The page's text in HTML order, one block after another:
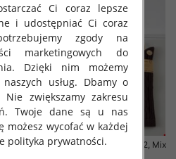
Skarpety damskie Roz 35-42, Mix
Ci coraz lepsze
i udostępniać Ci coraz
zgody na
marketingowych do
Dzięki nim możemy
usług. Dbamy o
Nie zwiększamy zakresu
Twoje dane są u nas
możesz wycofać w każdej
polityka prywatności.